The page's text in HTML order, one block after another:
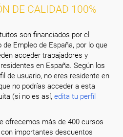
DE CALIDAD 100%
son financiados por el
de Empleo de España, por lo que
acceder trabajadores y
en España. Según los
de usuario, no eres residente en
no podrías acceder a esta
(si no es así,edita tu perfil
ofrecemos más de 400 cursos
importantes descuentos